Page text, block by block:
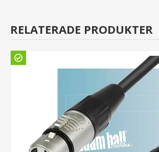
RELATERADE PRODUKTER